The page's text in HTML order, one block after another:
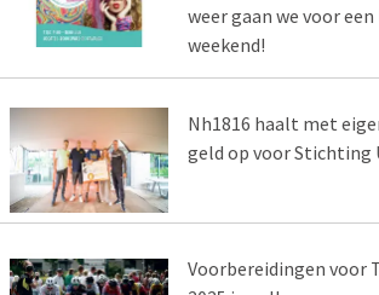
weer gaan we voor
weekend!
Nh1816 haalt met
geld op voor Stichting
Voorbereidingen voor